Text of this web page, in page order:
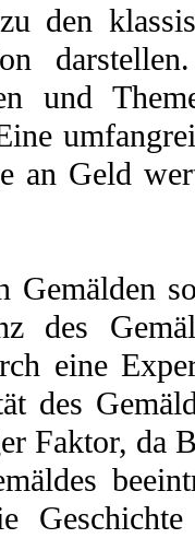
den
und
an Geld
Gemälden
des
eine
des
Faktor, da